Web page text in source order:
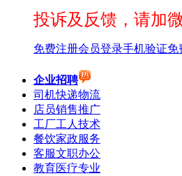
投诉及反馈，请加
免费注册会员登录手机验证免
企业招聘
司机快递物流
店员销售推广
工厂工人技术
餐饮家政服务
客服文职办公
教育医疗专业